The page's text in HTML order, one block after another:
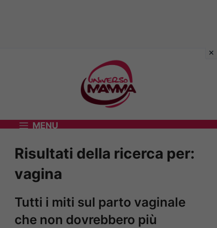
MENU
Risultati della ricerca per:
vagina
Tutti i miti sul parto vaginale
che non dovrebbero più